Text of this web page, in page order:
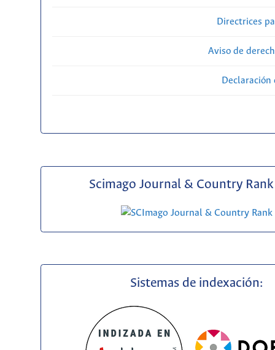
Directrices
Aviso de
Scimago Journal & Country Rank
Sistemas de indexación: